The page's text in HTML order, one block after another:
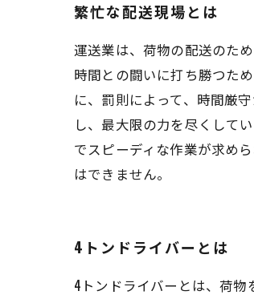
繁忙な配送現場とは
運送業は、荷物の配送のた
時間との闘いに打ち勝つた
に、罰則によって、時間厳
し、最大限の力を尽くして
でスピーディな作業が求め
はできません。
4トンドライバーとは
4トンドライバーとは、荷